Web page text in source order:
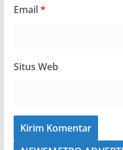
Email*
Situs Web